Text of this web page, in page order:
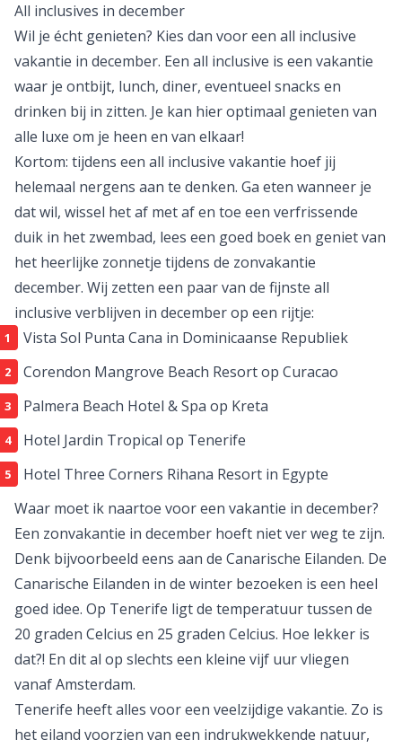
All inclusives in december
Wil je écht genieten? Kies dan voor een all inclusive
vakantie in december. Een all inclusive is een vakantie
waar je ontbijt, lunch, diner, eventueel snacks en
drinken bij in zitten. Je kan hier optimaal genieten van
alle luxe om je heen en van elkaar!
Kortom: tijdens een all inclusive vakantie hoef jij
helemaal nergens aan te denken. Ga eten wanneer je
dat wil, wissel het af met af en toe een verfrissende
duik in het zwembad, lees een goed boek en geniet van
het heerlijke zonnetje tijdens de zonvakantie
december. Wij zetten een paar van de fijnste all
inclusive verblijven in december op een rijtje:
Vista Sol Punta Cana in Dominicaanse Republiek
Corendon Mangrove Beach Resortop Curacao
Palmera Beach Hotel & Spa op Kreta
Hotel Jardin Tropical op Tenerife
Hotel Three Corners Rihana Resort in Egypte
Waar moet ik naartoe voor een vakantie in december?
Een zonvakantie in december hoeft niet ver weg te zijn.
Denk bijvoorbeeld eens aan de Canarische Eilanden. De
Canarische Eilanden in de winter bezoeken is een heel
goed idee. Op Tenerife ligt de temperatuur tussen de
20 graden Celcius en 25 graden Celcius. Hoe lekker is
dat?! En dit al op slechts een kleine vijf uur vliegen
vanaf Amsterdam.
Tenerife heeft alles voor een veelzijdige vakantie. Zo is
het eiland voorzien van een indrukwekkende natuur,